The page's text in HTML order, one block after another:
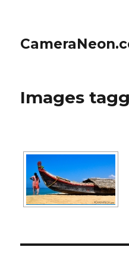
Images